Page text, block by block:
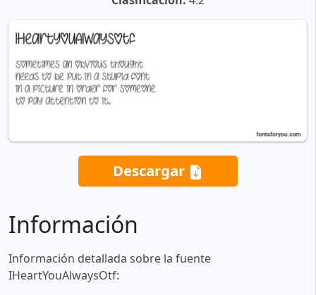
Descargar
Información
Información detallada sobre la fuente
IHeartYouAlwaysOtf: